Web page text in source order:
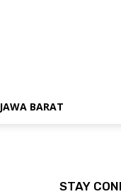
JAWA BARAT
STAY